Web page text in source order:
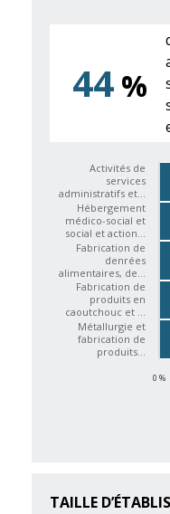
44 %
Activités de
services
administratifs et…
Hébergement
médico-social et
social et action…
Fabrication de
denrées
alimentaires, de…
Fabrication de
produits en
caoutchouc et …
Métallurgie et
fabrication de
produits…
0 %
TAILLE